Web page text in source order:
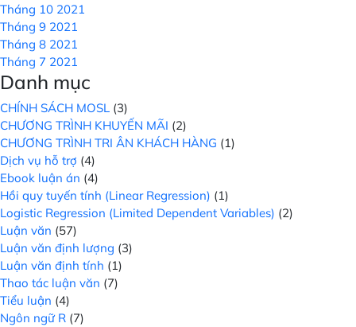
Tháng 10 2021
Tháng 9 2021
Tháng 8 2021
Tháng 7 2021
Danh mục
CHÍNH SÁCH MOSL (3)
CHƯƠNG TRÌNH KHUYẾN MÃI (2)
CHƯƠNG TRÌNH TRI ÂN KHÁCH HÀNG (1)
Dịch vụ hỗ trợ (4)
Ebook luận án (4)
Hồi quy tuyến tính (Linear Regression) (1)
Logistic Regression (Limited Dependent Variables) (2)
Luận văn (57)
Luận văn định lượng (3)
Luận văn định tính (1)
Thao tác luận văn (7)
Tiểu luận (4)
Ngôn ngữ R (7)